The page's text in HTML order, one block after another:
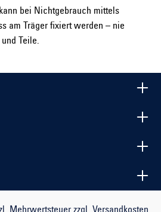
bei Nichtgebrauch mittels
am Träger fixiert werden – nie
Teile.